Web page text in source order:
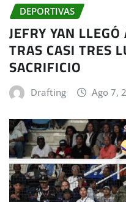
DEPORTIVAS
JEFRY YAN
TRAS CASI TRES
SACRIFICIO
Drafting Ago 7,